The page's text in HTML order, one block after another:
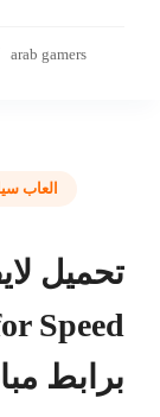
arab gamers
العاب
برابط